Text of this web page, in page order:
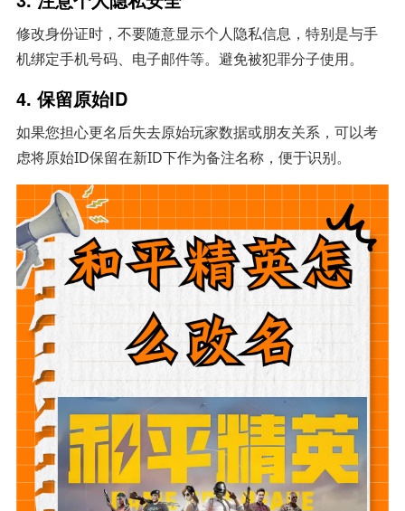
修改身份证时，不要随意显示个人隐私信息，特别是与手
机绑定手机号码、电子邮件等。避免被犯罪分子使用。
4. 保留原始ID
如果您担心更名后失去原始玩家数据或朋友关系，可以考
虑将原始ID保留在新ID下作为备注名称，便于识别。